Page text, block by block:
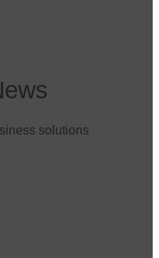
solutions